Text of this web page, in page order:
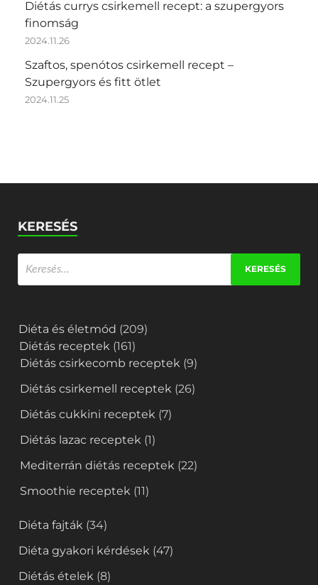
Diétás currys csirkemell recept: a szupergyors
finomság
2024.11.26
Szaftos, spenótos csirkemell recept –
Szupergyors és fitt ötlet
2024.11.25
KERESÉS
Diéta és életmód (209)
Diétás receptek (161)
Diétás csirkecomb receptek (9)
Diétás csirkemell receptek (26)
Diétás cukkini receptek (7)
Diétás lazac receptek (1)
Mediterrán diétás receptek (22)
Smoothie receptek (11)
Diéta fajták (34)
Diéta gyakori kérdések (47)
Diétás ételek (8)